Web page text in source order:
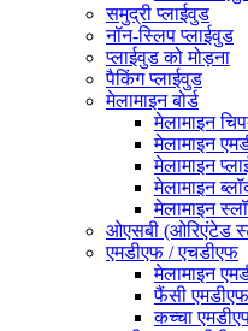
समुद्री प्लाईवुड
नॉन-स्लिप प्लाईवुड
प्लाईवुड को मोड़ना
पैकिंग प्लाईवुड
मेलामाइन बोर्ड
मेलामाइन
मेलामाइन
मेलामाइन
मेलामाइन
मेलामाइन
ओएसबी (ओरिएंटेड
एमडीएफ / एचडीएफ
मेलामाइन
फैंसी एमडीएफ
कच्चा